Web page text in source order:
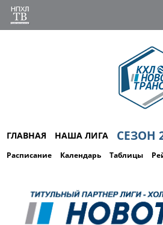
ГЛАВНАЯ НАША ЛИГА СЕЗОН
Расписание Календарь Таблицы